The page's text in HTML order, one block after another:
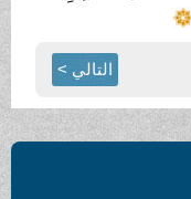
التالي >